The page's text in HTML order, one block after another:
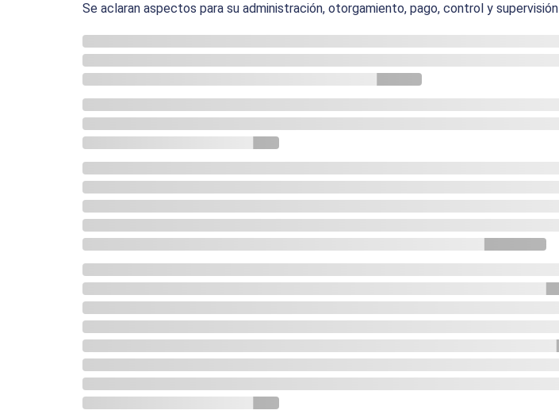
Se aclaran aspectos para su administración, otorgamiento, pago, control y supervisión